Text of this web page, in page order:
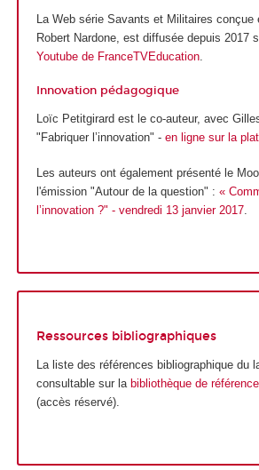
La Web série Savants et Militaires conçue
Robert Nardone, est diffusée depuis 2017
Youtube de FranceTVEducation.
Innovation pédagogique
Loïc Petitgirard est le co-auteur, avec
"Fabriquer l’innovation" - en ligne sur la
Les auteurs ont également présenté le
l'émission "Autour de la question" : «
l’innovation ?" - vendredi 13 janvier 2017.
Ressources bibliographiques
La liste des références bibliographique du
consultable sur labibliothèque de
(accès réservé).